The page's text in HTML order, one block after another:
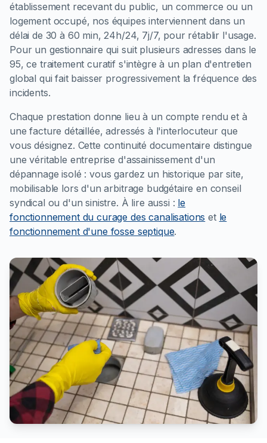
établissement recevant du public, un commerce ou un
logement occupé, nos équipes interviennent dans un
délai de 30 à 60 min, 24h/24, 7j/7, pour rétablir l'usage.
Pour un gestionnaire qui suit plusieurs adresses dans le
95, ce traitement curatif s'intègre à un plan d'entretien
global qui fait baisser progressivement la fréquence des
incidents.
Chaque prestation donne lieu à un compte rendu et à
une facture détaillée, adressés à l'interlocuteur que
vous désignez. Cette continuité documentaire distingue
une véritable entreprise d'assainissement d'un
dépannage isolé : vous gardez un historique par site,
mobilisable lors d'un arbitrage budgétaire en conseil
syndical ou d'un sinistre. À lire aussi : le
fonctionnement du curage des canalisations et le
fonctionnement d'une fosse septique.